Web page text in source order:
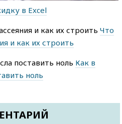
в Excel
Что
и как их строить
Как в
ноль